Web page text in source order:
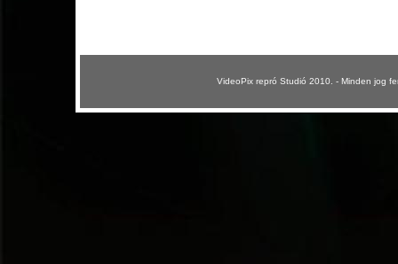
VideoPix repró Studió 2010. - Minden jog